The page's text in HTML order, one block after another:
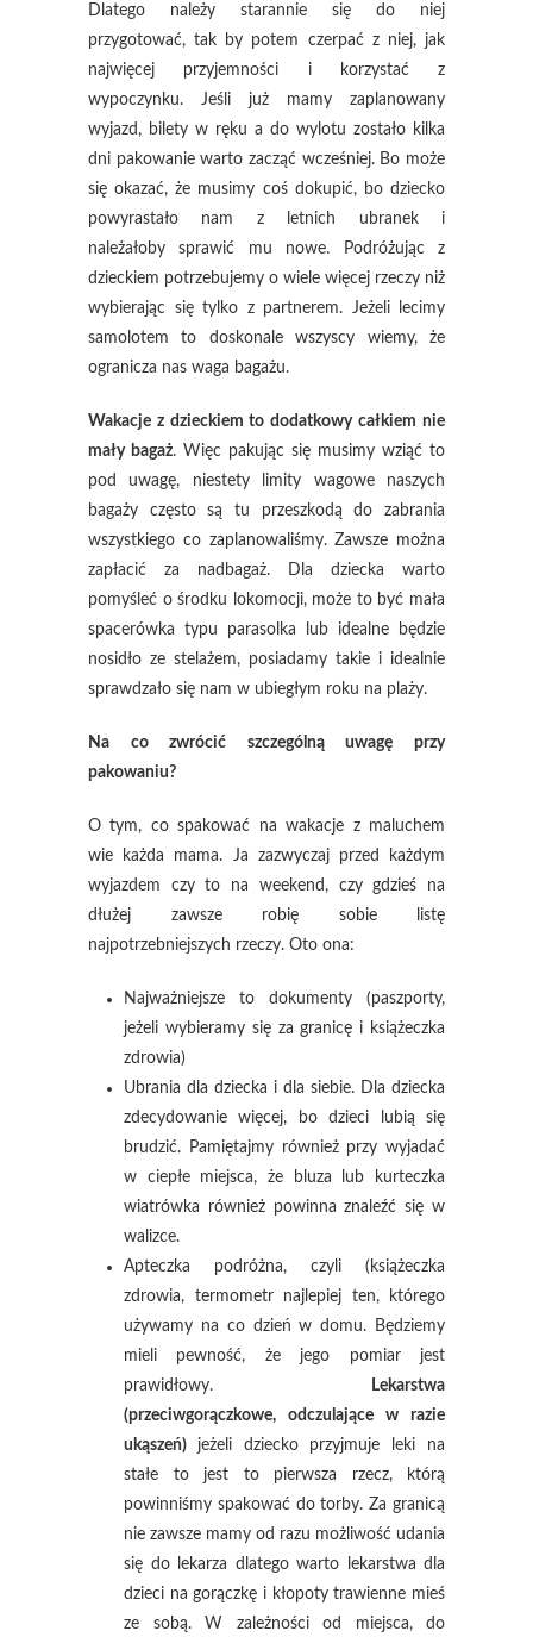
Dlatego należy starannie się do niej
przygotować, tak by potem czerpać z niej, jak
najwięcej przyjemności i korzystać z
wypoczynku. Jeśli już mamy zaplanowany
wyjazd, bilety w ręku a do wylotu zostało kilka
dni pakowanie warto zacząć wcześniej. Bo może
się okazać, że musimy coś dokupić, bo dziecko
powyrastało nam z letnich ubranek i
należałoby sprawić mu nowe. Podróżując z
dzieckiem potrzebujemy o wiele więcej rzeczy niż
wybierając się tylko z partnerem. Jeżeli lecimy
samolotem to doskonale wszyscy wiemy, że
ogranicza nas waga bagażu.
Wakacje z dzieckiem to dodatkowy całkiem nie
mały bagaż. Więc pakując się musimy wziąć to
pod uwagę, niestety limity wagowe naszych
bagaży często są tu przeszkodą do zabrania
wszystkiego co zaplanowaliśmy. Zawsze można
zapłacić za nadbagaż. Dla dziecka warto
pomyśleć o środku lokomocji, może to być mała
spacerówka typu parasolka lub idealne będzie
nosidło ze stelażem, posiadamy takie i idealnie
sprawdzało się nam w ubiegłym roku na plaży.
Na co zwrócić szczególną uwagę przy
pakowaniu?
O tym, co spakować na wakacje z maluchem
wie każda mama. Ja zazwyczaj przed każdym
wyjazdem czy to na weekend, czy gdzieś na
dłużej zawsze robię sobie listę
najpotrzebniejszych rzeczy. Oto ona:
Najważniejsze to dokumenty (paszporty,
jeżeli wybieramy się za granicę i książeczka
zdrowia)
Ubrania dla dziecka i dla siebie. Dla dziecka
zdecydowanie więcej, bo dzieci lubią się
brudzić. Pamiętajmy również przy wyjadać
w ciepłe miejsca, że bluza lub kurteczka
wiatrówka również powinna znaleźć się w
walizce.
Apteczka podróżna, czyli (książeczka
zdrowia, termometr najlepiej ten, którego
używamy na co dzień w domu. Będziemy
mieli pewność, że jego pomiar jest
prawidłowy.
Lekarstwa
(przeciwgorączkowe, odczulające w razie
ukąszeń) jeżeli dziecko przyjmuje leki na
stałe to jest to pierwsza rzecz, którą
powinniśmy spakować do torby. Za granicą
nie zawsze mamy od razu możliwość udania
się do lekarza dlatego warto lekarstwa dla
dzieci na gorączkę i kłopoty trawienne mieś
ze sobą. W zależności od miejsca, do